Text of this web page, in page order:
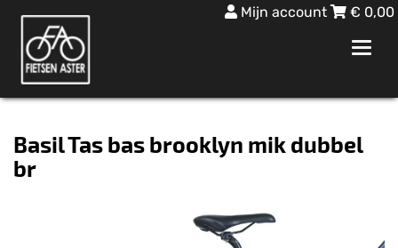
Mijn account € 0,00
Basil Tas bas brooklyn mik dubbel
br